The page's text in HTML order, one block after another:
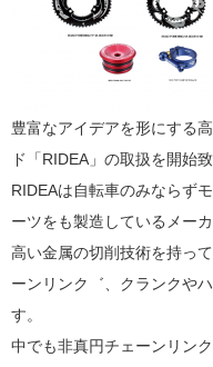
豊富なアイデアを形にする
ド「RIDEA」の取扱を開始致
RIDEAは自転車のみならず
ーツをも製造しているメーカ
高い金属の切削技術を持っ
ーンリンク゛、クランクや
す。
中でも非真円チェーンリン